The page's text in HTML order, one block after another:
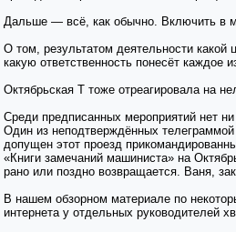
Дальше — всё, как обычно. Включить в
О том, результатом деятельности
какую ответственность понесёт
Октябрьская Т тоже отреагировала на
Среди предписанных мероприятий нет
Один из неподтверждённых
допущен этот проезд
«Книги замечаний машиниста» на
рано или поздно возвращается. Ваня,
В нашем обзорном материале по
интернета у отдельных руководителей